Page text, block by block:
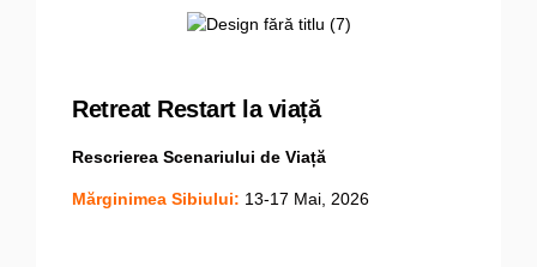
Retreat Restart la viață
Rescrierea Scenariului de Viață
Mărginimea Sibiului: 13-17 Mai, 2026